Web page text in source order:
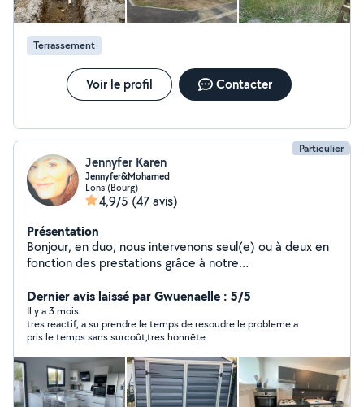
Terrassement
Voir le profil Contacter
Particulier
Jennyfer Karen
Jennyfer&Mohamed
Lons (Bourg)
4,9/5 (47 avis)
Présentation
Bonjour, en duo, nous intervenons seul(e) ou à deux en
fonction des prestations grâce à notre
formé à la maintenance électrique et en plomberie;
Aussi, doué en bricolage, peinture et travaux divers , il
réalise un travail bien fait et propre. Ainsi , entre autre,
Mohamed monte et installe différents meubles comme
les cuisines, les sdb, abri de jardin, pose de parquet
etc., comme l'illustrent les photos ci-jointes. Jenny
pourra répondre à vos besoins concernant les enfants,
Dernier avis laissé par Gwuenaelle : 5/5
Il y a 3 mois
tres reactif, a su prendre le temps de resoudre le probleme a
pris le temps sans surcoût,tres honnête